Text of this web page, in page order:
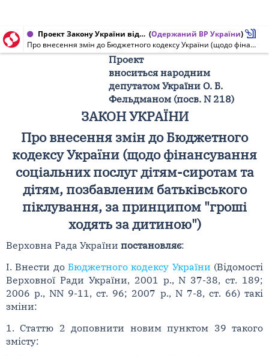
Проект Закону України від 30.05.2008 № 2583 (Одержаний ВР України)
Про внесення змін до Бюджетного кодексу України (щодо фінансування соціальних послуг дітям-сиротам та дітям, позбавленим батьківського піклування, за принципом "гроші ходять за дитиною")